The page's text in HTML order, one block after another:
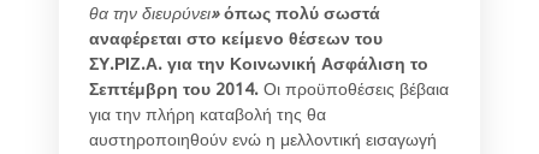
θα την διευρύνει»όπως πολύ σωστά
αναφέρεται στο κείμενο θέσεων του
ΣΥ.ΡΙΖ.Α. για την Κοινωνική Ασφάλιση το
Σεπτέμβρη του 2014. Οι προϋποθέσεις βέβαια
για την πλήρη καταβολή της θα
αυστηροποιηθούν ενώ η μελλοντική εισαγωγή